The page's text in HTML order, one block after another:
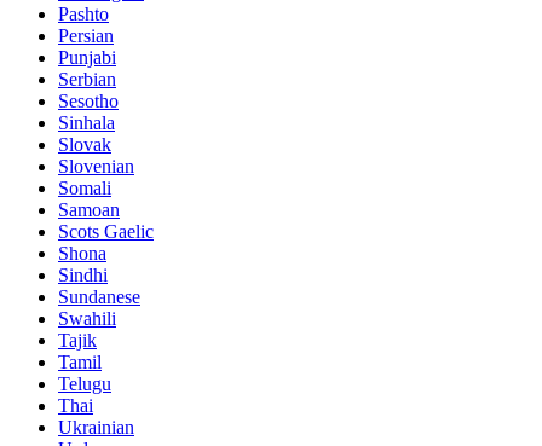
Pashto
Persian
Punjabi
Serbian
Sesotho
Sinhala
Slovak
Slovenian
Somali
Samoan
Scots Gaelic
Shona
Sindhi
Sundanese
Swahili
Tajik
Tamil
Telugu
Thai
Ukrainian